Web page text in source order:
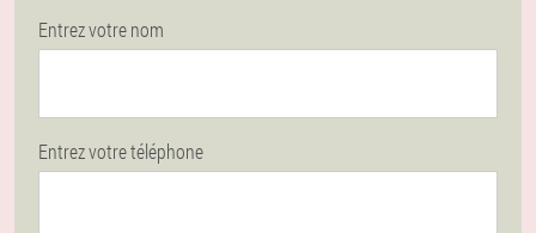
Entrez votre nom
Entrez votre téléphone